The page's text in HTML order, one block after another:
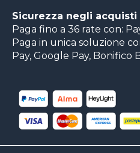
Sicurezza negli acquisti
Paga fino a 36 rate con:
Paga in unica soluzione
Pay, Google Pay, Bonifico